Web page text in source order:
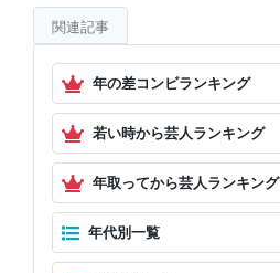
関連記事
年の差コンビランキング
若い時から芸人ランキング
年取ってから芸人ランキング
年代別一覧